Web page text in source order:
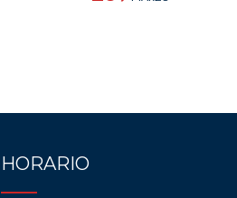
HORARIO